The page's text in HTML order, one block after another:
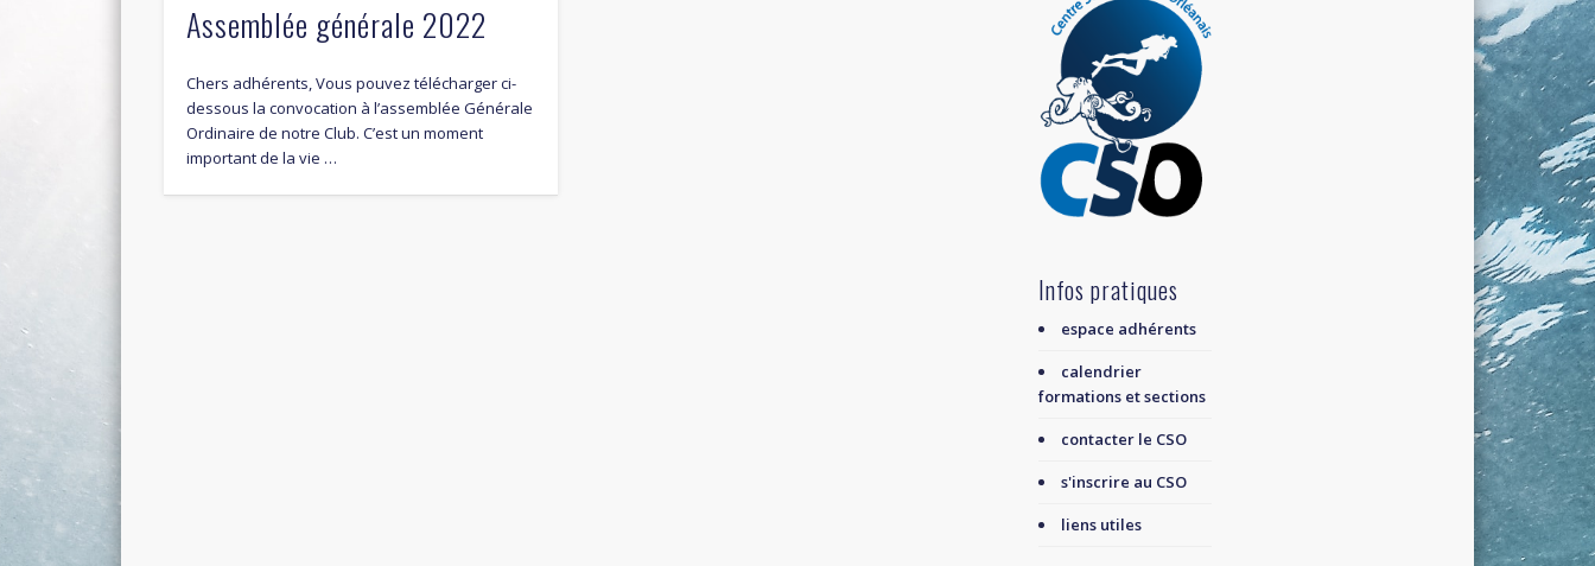
Assemblée générale 2022
Chers adhérents, Vous pouvez télécharger ci-
dessous la convocation à l’assemblée Générale
Ordinaire de notre Club. C’est un moment
important de la vie …
Infos pratiques
espace adhérents
calendrier
formations et sections
contacter le CSO
s'inscrire au CSO
liens utiles